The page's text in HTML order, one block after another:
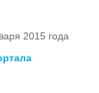
2015 года